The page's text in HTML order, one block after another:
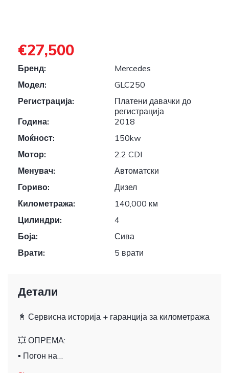
€27,500
Бренд:
Mercedes
Модел:
GLC250
Регистрација:
Платени давачки до
регистрација
Година:
2018
Моќност:
150kw
Мотор:
2.2 CDI
Менувач:
Автоматски
Гориво:
Дизел
Километража:
140,000 км
Цилиндри:
4
Боја:
Сива
Врати:
5 врати
Детали
📓 Сервисна историја + гаранција за километража
💥 ОПРЕМА:
▪ Погон на…